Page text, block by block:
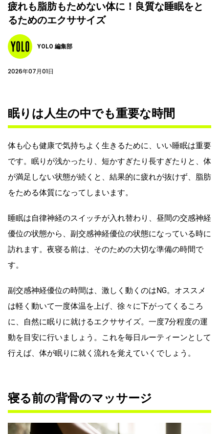
疲れも脂肪もためない体に！良質な睡眠をと
るためのエクササイズ
YOLO 編集部
2026年07月01日
眠りは人生の中でも重要な時間
体も心も健康で気持ちよく生きるために、いい睡眠は重要
です。眠りが浅かったり、短かすぎたり長すぎたりと、体
が満足しない状態が続くと、結果的に疲れが抜けず、脂肪
をためる体質になってしまいます。
睡眠は自律神経のスイッチが入れ替わり、昼間の交感神経
優位の状態から、副交感神経優位の状態になっている時に
訪れます。夜寝る前は、そのための大切な準備の時間で
す。
副交感神経優位の時間は、激しく動くのはNG。オススメ
は軽く動いて一度体温を上げ、徐々に下がってくるころ
に、自然に眠りに就けるエクササイズ。一度7分程度の運
動を目安に行いましょう。これを毎日ルーティーンとして
行えば、体が眠りに就く流れを覚えていくでしょう。
寝る前の背骨のマッサージ